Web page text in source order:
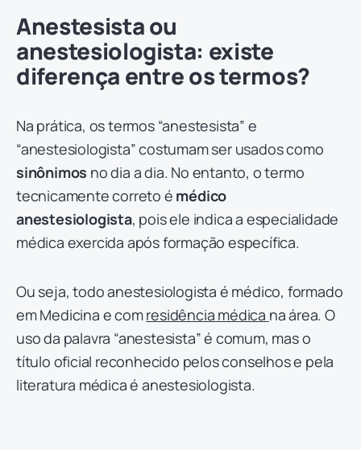
Anestesista ou
anestesiologista: existe
diferença entre os termos?
Na prática, os termos “anestesista” e
“anestesiologista” costumam ser usados como
sinônimos no dia a dia. No entanto, o termo
tecnicamente correto é médico
anestesiologista, pois ele indica a especialidade
médica exercida após formação específica.
Ou seja, todo anestesiologista é médico, formado
em Medicina e comresidência médica na área. O
uso da palavra “anestesista” é comum, mas o
título oficial reconhecido pelos conselhos e pela
literatura médica é anestesiologista.